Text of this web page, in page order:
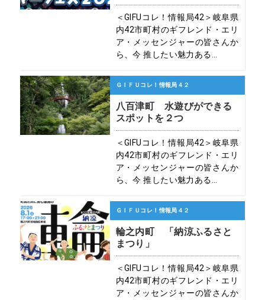
＜GIFUコレ！情報局42＞岐阜県
内42市町村のギフレンド・エリ
ア・メッセンジャーの皆さんか
ら、今 推したい魅力ある...
ＧＩＦＵコレ！情報局４２
八百津町 水遊びができる
スポットを２つ
＜GIFUコレ！情報局42＞岐阜県
内42市町村のギフレンド・エリ
ア・メッセンジャーの皆さんか
ら、今 推したい魅力ある...
ＧＩＦＵコレ！情報局４２
輪之内町 「納涼ふるさと
まつり」
＜GIFUコレ！情報局42＞岐阜県
内42市町村のギフレンド・エリ
ア・メッセンジャーの皆さんか